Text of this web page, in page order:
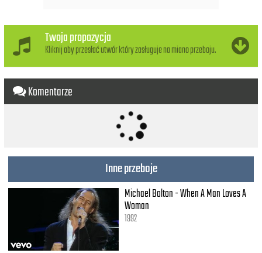
Stwórzmy prywatny bal
Stwórzmy prywatny bal
Weź mnie do tańca
O północy w centrum miasta
Na pasach
Mnie całuj i obracaj
Jakby nie było świata
Przebierzmy się w piękne stroje
I bawmy się tak do rana
Tak mi zawracasz w głowie
To może po cichu ci powiem
Niech to nie będzie koniec
Niech ta noc trwa
Twoja propozycja
Kliknij aby przesłać utwór który zasługuje na miano przeboju.
Komentarze
Inne przeboje
Michael Bolton - When A Man Loves A
Woman
1992